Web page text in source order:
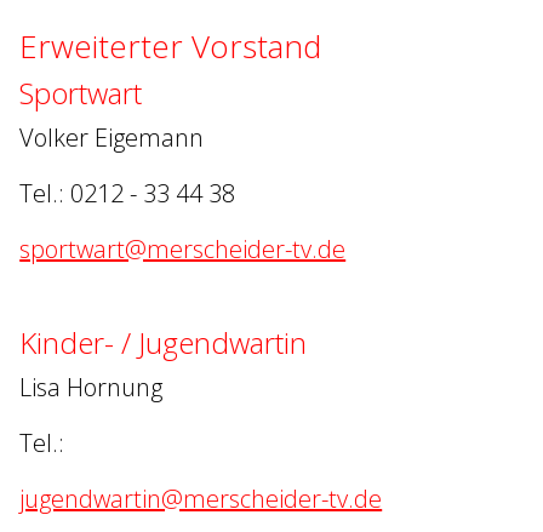
Erweiterter Vorstand
Sportwart
Volker Eigemann
Tel.: 0212 - 33 44 38
sportwart@merscheider-tv.de
Kinder- / Jugendwartin
Lisa Hornung
Tel.:
jugendwartin@merscheider-tv.de